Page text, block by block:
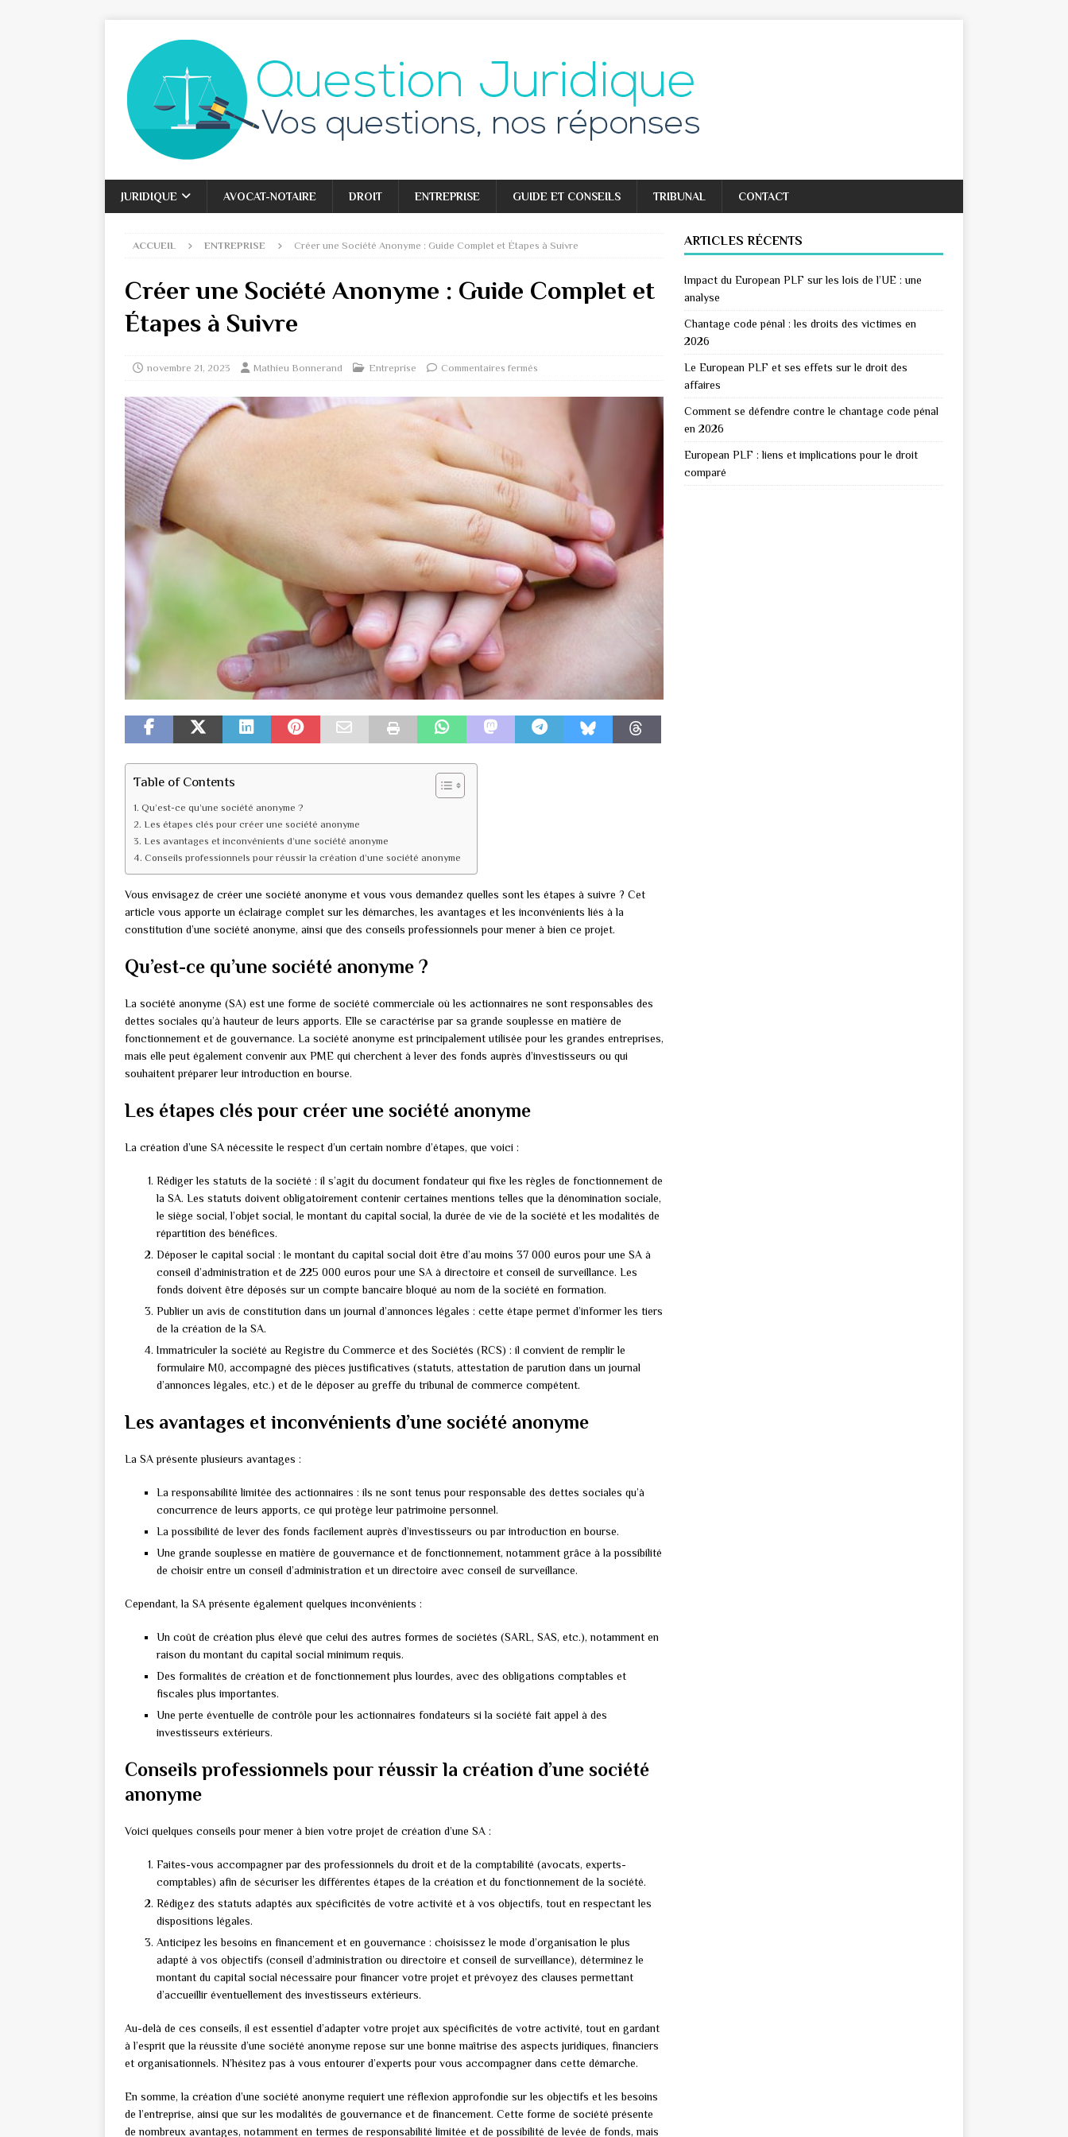
JURIDIQUE AVOCAT-NOTAIRE DROIT ENTREPRISE GUIDE ET CONSEILS TRIBUNAL CONTACT
ACCUEIL ENTREPRISE Créer une Société Anonyme : Guide Complet et Étapes à Suivre
Créer une Société Anonyme : Guide Complet et
Étapes à Suivre
novembre 21, 2023 Mathieu Bonnerand Entreprise Commentaires fermés
Table of Contents
Qu’est-ce qu’une société anonyme ?
Les étapes clés pour créer une société anonyme
Les avantages et inconvénients d’une société anonyme
Conseils professionnels pour réussir la création d’une société anonyme
Vous envisagez de créer une société anonyme et vous vous demandez quelles sont les étapes à suivre ? Cet
article vous apporte un éclairage complet sur les démarches, les avantages et les inconvénients liés à la
constitution d’une société anonyme, ainsi que des conseils professionnels pour mener à bien ce projet.
Qu’est-ce qu’une société anonyme ?
La société anonyme (SA) est une forme de société commerciale où les actionnaires ne sont responsables des
dettes sociales qu’à hauteur de leurs apports. Elle se caractérise par sa grande souplesse en matière de
fonctionnement et de gouvernance. La société anonyme est principalement utilisée pour les grandes entreprises,
mais elle peut également convenir aux PME qui cherchent à lever des fonds auprès d’investisseurs ou qui
souhaitent préparer leur introduction en bourse.
Les étapes clés pour créer une société anonyme
La création d’une SA nécessite le respect d’un certain nombre d’étapes, que voici :
Rédiger les statuts de la société : il s’agit du document fondateur qui fixe les règles de fonctionnement de
la SA. Les statuts doivent obligatoirement contenir certaines mentions telles que la dénomination sociale,
le siège social, l’objet social, le montant du capital social, la durée de vie de la société et les modalités de
répartition des bénéfices.
Déposer le capital social : le montant du capital social doit être d’au moins 37 000 euros pour une SA à
conseil d’administration et de 225 000 euros pour une SA à directoire et conseil de surveillance. Les
fonds doivent être déposés sur un compte bancaire bloqué au nom de la société en formation.
Publier un avis de constitution dans un journal d’annonces légales : cette étape permet d’informer les tiers
de la création de la SA.
Immatriculer la société au Registre du Commerce et des Sociétés (RCS) : il convient de remplir le
formulaire M0, accompagné des pièces justificatives (statuts, attestation de parution dans un journal
d’annonces légales, etc.) et de le déposer au greffe du tribunal de commerce compétent.
Les avantages et inconvénients d’une société anonyme
La SA présente plusieurs avantages :
La responsabilité limitée des actionnaires : ils ne sont tenus pour responsable des dettes sociales qu’à
concurrence de leurs apports, ce qui protège leur patrimoine personnel.
La possibilité de lever des fonds facilement auprès d’investisseurs ou par introduction en bourse.
Une grande souplesse en matière de gouvernance et de fonctionnement, notamment grâce à la possibilité
de choisir entre un conseil d’administration et un directoire avec conseil de surveillance.
Cependant, la SA présente également quelques inconvénients :
Un coût de création plus élevé que celui des autres formes de sociétés (SARL, SAS, etc.), notamment en
raison du montant du capital social minimum requis.
Des formalités de création et de fonctionnement plus lourdes, avec des obligations comptables et
fiscales plus importantes.
Une perte éventuelle de contrôle pour les actionnaires fondateurs si la société fait appel à des
investisseurs extérieurs.
Conseils professionnels pour réussir la création d’une société
anonyme
Voici quelques conseils pour mener à bien votre projet de création d’une SA :
Faites-vous accompagner par des professionnels du droit et de la comptabilité (avocats, experts-
comptables) afin de sécuriser les différentes étapes de la création et du fonctionnement de la société.
Rédigez des statuts adaptés aux spécificités de votre activité et à vos objectifs, tout en respectant les
dispositions légales.
Anticipez les besoins en financement et en gouvernance : choisissez le mode d’organisation le plus
adapté à vos objectifs (conseil d’administration ou directoire et conseil de surveillance), déterminez le
montant du capital social nécessaire pour financer votre projet et prévoyez des clauses permettant
d’accueillir éventuellement des investisseurs extérieurs.
Au-delà de ces conseils, il est essentiel d’adapter votre projet aux spécificités de votre activité, tout en gardant
à l’esprit que la réussite d’une société anonyme repose sur une bonne maîtrise des aspects juridiques, financiers
et organisationnels. N’hésitez pas à vous entourer d’experts pour vous accompagner dans cette démarche.
En somme, la création d’une société anonyme requiert une réflexion approfondie sur les objectifs et les besoins
de l’entreprise, ainsi que sur les modalités de gouvernance et de financement. Cette forme de société présente
de nombreux avantages, notamment en termes de responsabilité limitée et de possibilité de levée de fonds, mais
ARTICLES RÉCENTS
Impact du European PLF sur les lois de l’UE : une
analyse
Chantage code pénal : les droits des victimes en
2026
Le European PLF et ses effets sur le droit des
affaires
Comment se défendre contre le chantage code pénal
en 2026
European PLF : liens et implications pour le droit
comparé